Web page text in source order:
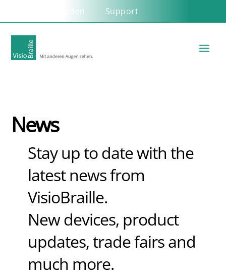
Support
Partner werden
News
Stay up to date with the
latest news from
VisioBraille.
New devices, product
updates, trade fairs and
much more.